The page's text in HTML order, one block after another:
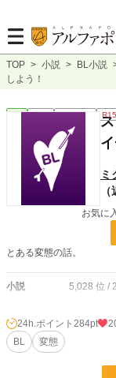
TOP > 小説 > BL小説
しよう！
BL 完結 ｼｮｰﾄｼｮｰﾄ R15
ミ
お気に
とある変態の話。
小説 5,028 位 /
1,048 位 /
お気に入り
24h.ポイント 284pt
BL
変態